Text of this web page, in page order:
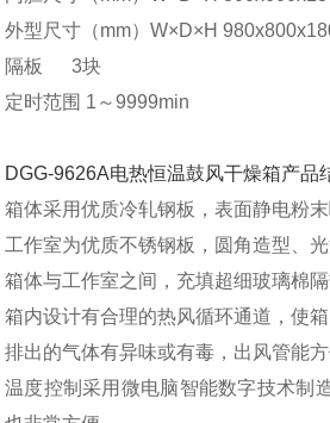
外型尺寸（mm）W×D×H
隔板 3块
定时范围 1～9999min
DGG-9626A电热恒温鼓风干燥箱产品
箱体采用优质冷轧钢板，表面静电粉
工作室为优质不锈钢板，圆角造型、
箱体与工作室之间，充填超细玻璃棉
箱内设计有合理的热风循环通道，使
排出的气体有异味或有毒，出风管能
温度控制采用微电脑智能数字技术制